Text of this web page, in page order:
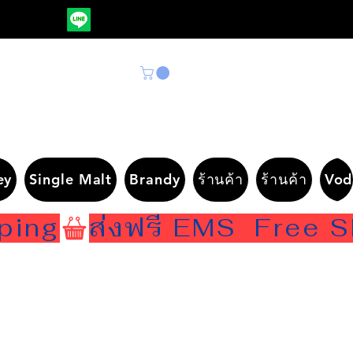
Single Malt Brandy ร้านค้า ร้านค้า